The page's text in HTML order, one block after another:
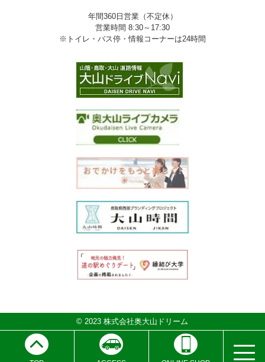
年間360日営業（不定休）
営業時間 8:30～17:30
※トイレ・バス停・情報コーナーは24時間
© 2023 株式会社奥大山ドリーム